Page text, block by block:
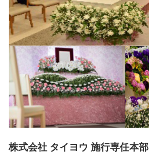
株式会社 タイヨウ 施行専任本部